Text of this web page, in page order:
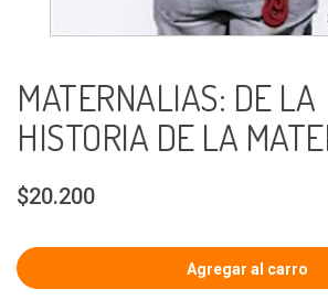
MATERNALIAS: DE LA
HISTORIA DE LA
$20.200